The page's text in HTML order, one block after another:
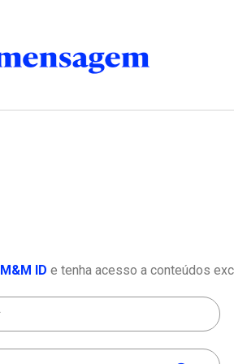
M&M ID e tenha acesso a conteúdos